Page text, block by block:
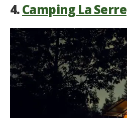
4.Camping La Serre